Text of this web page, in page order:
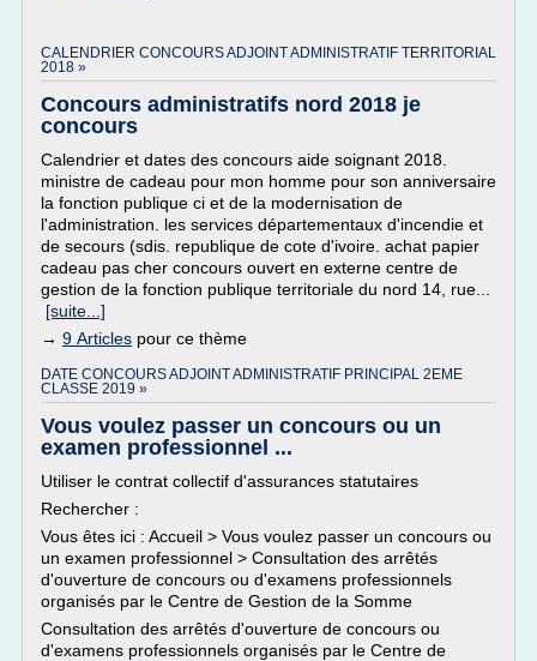
CALENDRIER CONCOURS ADJOINT ADMINISTRATIF TERRITORIAL
2018 »
Concours administratifs nord 2018 je
concours
Calendrier et dates des concours aide soignant 2018.
ministre de cadeau pour mon homme pour son anniversaire
la fonction publique ci et de la modernisation de
l'administration. les services départementaux d'incendie et
de secours (sdis. republique de cote d'ivoire. achat papier
cadeau pas cher concours ouvert en externe centre de
gestion de la fonction publique territoriale du nord 14, rue...
[suite...]
→ 9 Articles pour ce thème
DATE CONCOURS ADJOINT ADMINISTRATIF PRINCIPAL 2EME
CLASSE 2019 »
Vous voulez passer un concours ou un
examen professionnel ...
Utiliser le contrat collectif d'assurances statutaires
Rechercher :
Vous êtes ici : Accueil > Vous voulez passer un concours ou
un examen professionnel > Consultation des arrêtés
d'ouverture de concours ou d'examens professionnels
organisés par le Centre de Gestion de la Somme
Consultation des arrêtés d'ouverture de concours ou
d'examens professionnels organisés par le Centre de